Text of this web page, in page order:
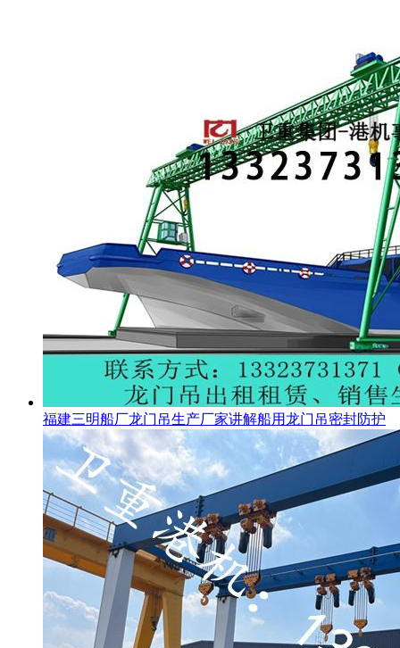
福建三明船厂龙门吊生产厂家讲解船用龙门吊密封防护